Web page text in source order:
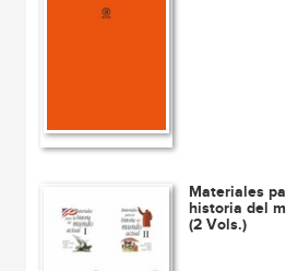
Materiales
historia del
(2 Vols.)